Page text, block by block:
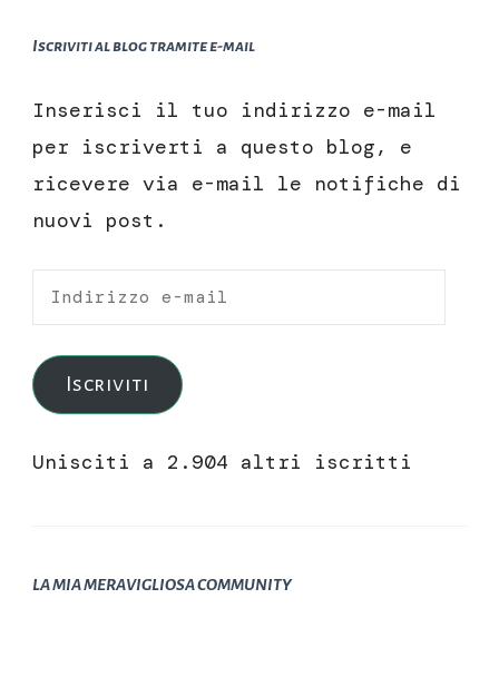
Iscriviti al blog tramite e-mail
Inserisci il tuo indirizzo e-mail
per iscriverti a questo blog, e
ricevere via e-mail le notifiche di
nuovi post.
Indirizzo
mail
Iscriviti
Unisciti a 2.904 altri iscritti
LA MIA MERAVIGLIOSA COMMUNITY